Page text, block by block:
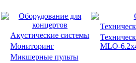
Оборудование для
концертов
Акустические системы
Мониторинг
Микшерные пульты
MLO-